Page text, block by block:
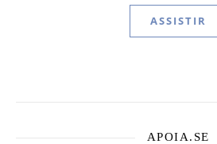
ASSISTIR
APOIA.SE